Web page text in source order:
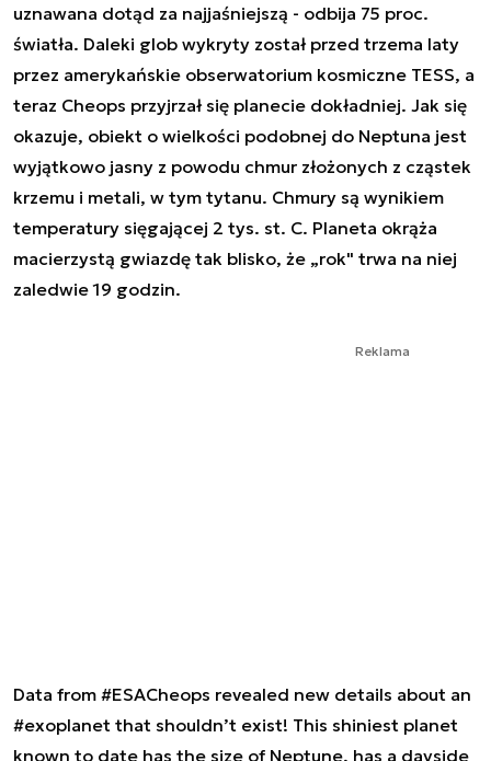
uznawana dotąd za najjaśniejszą - odbija 75 proc.
światła. Daleki glob wykryty został przed trzema laty
przez amerykańskie obserwatorium kosmiczne TESS, a
teraz Cheops przyjrzał się planecie dokładniej. Jak się
okazuje, obiekt o wielkości podobnej do Neptuna jest
wyjątkowo jasny z powodu chmur złożonych z cząstek
krzemu i metali, w tym tytanu. Chmury są wynikiem
temperatury sięgającej 2 tys. st. C. Planeta okrąża
macierzystą gwiazdę tak blisko, że „rok" trwa na niej
zaledwie 19 godzin.
Reklama
Data from #ESACheops revealed new details about an
#exoplanet that shouldn’t exist! This shiniest planet
known to date has the size of Neptune, has a dayside